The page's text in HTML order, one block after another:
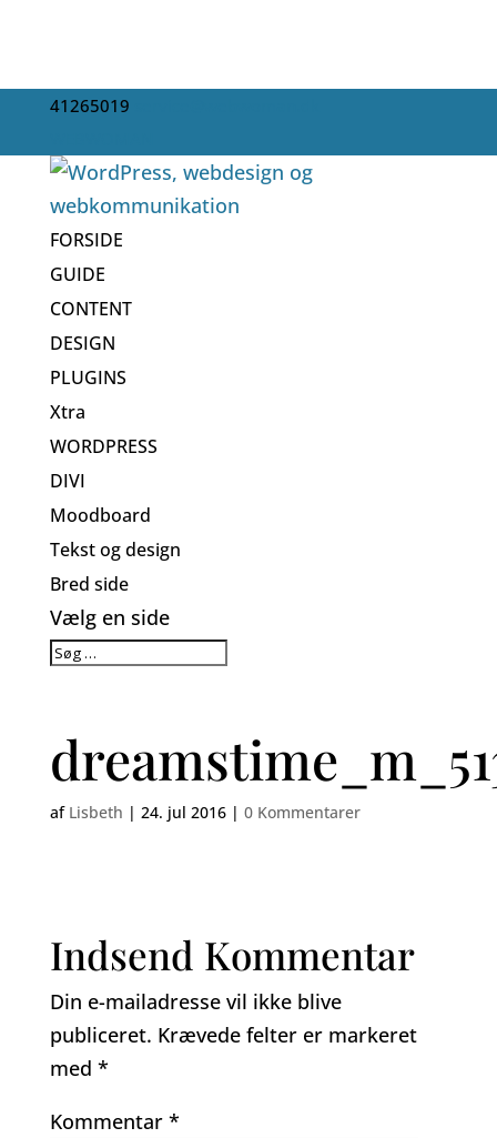
41265019
FORSIDE
GUIDE
CONTENT
DESIGN
PLUGINS
Xtra
WORDPRESS
DIVI
Moodboard
Tekst og design
Bred side
Vælg en side
af Lisbeth | 24. jul 2016| 0 Kommentarer
Indsend Kommentar
Din e-mailadresse vil ikke blive
publiceret. Krævede felter er markeret
med *
Kommentar *